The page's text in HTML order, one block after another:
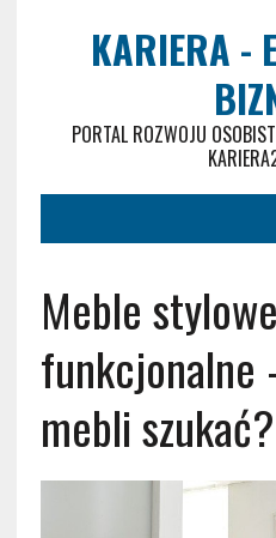
KARIERA -
PORTAL ROZWOJU
Meble
funkcjonalne
mebli szukać?